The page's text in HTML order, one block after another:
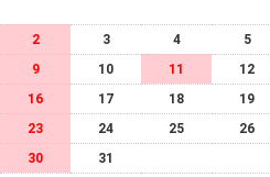
2
3 4 5
9
10 11 12
16
17 18 19
23
24 25 26
30
31